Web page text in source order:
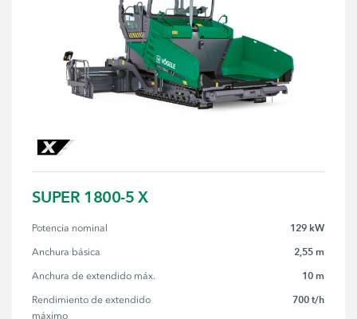
SUPER 1800-5 X
Potencia nominal 129 kW
Anchura básica 2,55 m
Anchura de extendido máx. 10 m
Rendimiento de extendido
máximo
700 t/h